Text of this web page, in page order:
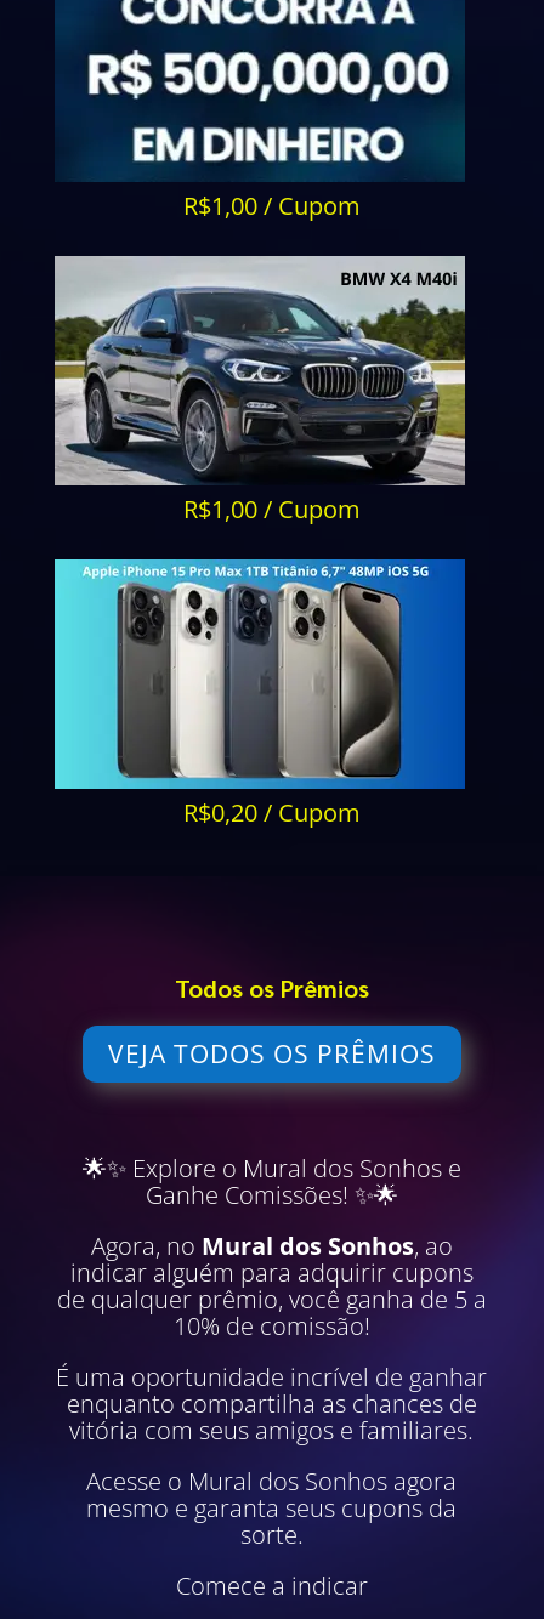
R$1,00 / Cupom
R$1,00 / Cupom
R$0,20 / Cupom
Todos os Prêmios
VEJA TODOS OS PRÊMIOS
🌟✨ Explore o Mural dos Sonhos e
Ganhe Comissões! ✨🌟
Agora, no Mural dos Sonhos, ao
indicar alguém para adquirir cupons
de qualquer prêmio, você ganha de 5 a
10% de comissão!
É uma oportunidade incrível de ganhar
enquanto compartilha as chances de
vitória com seus amigos e familiares.
Acesse o Mural dos Sonhos agora
mesmo e garanta seus cupons da
sorte.
Comece a indicar